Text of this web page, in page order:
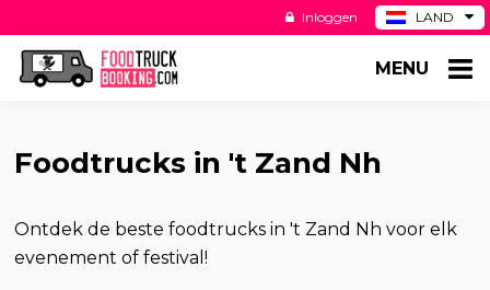
LAND
DE
Inloggen
MENU
Foodtrucks in 't Zand Nh
Ontdek de beste foodtrucks in 't Zand Nh voor elk
evenement of festival!